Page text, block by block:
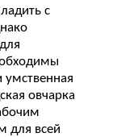
с
умственная
овчарка
для всей